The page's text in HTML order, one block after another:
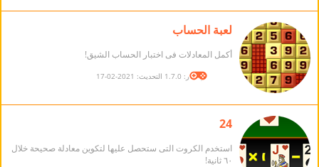
لعبة الحساب
أكمل المعادلات فى اختبار الحساب الشيق!
الإصدار: 1.7.0 التحديث: 2021-02-17
24
استخدم الكروت التى ستحصل عليها لتكوين معادلة صحيحة خلال
٦٠ ثانية!